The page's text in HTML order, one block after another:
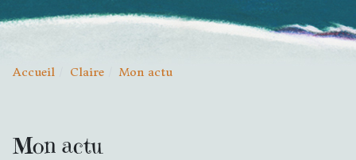
Accueil Claire Mon actu
Mon actu